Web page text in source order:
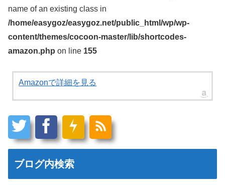
name of an existing class in
/home/easygoz/easygoz.net/public_html/wp/wp-
content/themes/cocoon-master/lib/shortcodes-
amazon.php on line 155
Amazonで詳細を見る
ブログ内検索